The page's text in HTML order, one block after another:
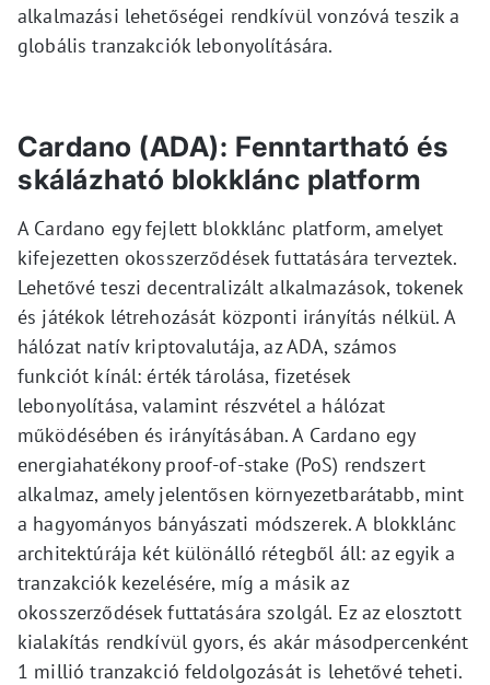
alkalmazási lehetőségei rendkívül vonzóvá teszik a
globális tranzakciók lebonyolítására.
Cardano (ADA): Fenntartható és
skálázható blokklánc platform
A Cardano egy fejlett blokklánc platform, amelyet
kifejezetten okosszerződések futtatására terveztek.
Lehetővé teszi decentralizált alkalmazások, tokenek
és játékok létrehozását központi irányítás nélkül. A
hálózat natív kriptovalutája, az ADA, számos
funkciót kínál: érték tárolása, fizetések
lebonyolítása, valamint részvétel a hálózat
működésében és irányításában. A Cardano egy
energiahatékony proof-of-stake (PoS) rendszert
alkalmaz, amely jelentősen környezetbarátabb, mint
a hagyományos bányászati módszerek. A blokklánc
architektúrája két különálló rétegből áll: az egyik a
tranzakciók kezelésére, míg a másik az
okosszerződések futtatására szolgál. Ez az elosztott
kialakítás rendkívül gyors, és akár másodpercenként
1 millió tranzakció feldolgozását is lehetővé teheti.